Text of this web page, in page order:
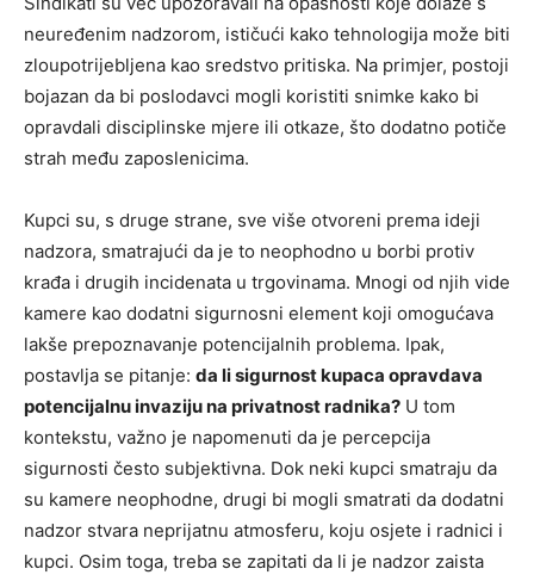
neuređenim nadzorom, ističući kako tehnologija može biti
zloupotrijebljena kao sredstvo pritiska. Na primjer, postoji
bojazan da bi poslodavci mogli koristiti snimke kako bi
opravdali disciplinske mjere ili otkaze, što dodatno potiče
strah među zaposlenicima.
Kupci su, s druge strane, sve više otvoreni prema ideji
nadzora, smatrajući da je to neophodno u borbi protiv
krađa i drugih incidenata u trgovinama. Mnogi od njih vide
kamere kao dodatni sigurnosni element koji omogućava
lakše prepoznavanje potencijalnih problema. Ipak,
postavlja se pitanje: da li sigurnost kupaca opravdava
potencijalnu invaziju na privatnost radnika? U tom
kontekstu, važno je napomenuti da je percepcija
sigurnosti često subjektivna. Dok neki kupci smatraju da
su kamere neophodne, drugi bi mogli smatrati da dodatni
nadzor stvara neprijatnu atmosferu, koju osjete i radnici i
kupci. Osim toga, treba se zapitati da li je nadzor zaista